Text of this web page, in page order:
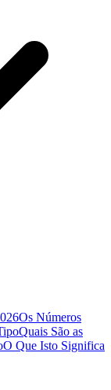
Os Números
Quais São as
O Que Isto Significa